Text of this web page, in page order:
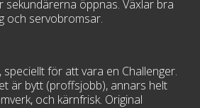
sekundärerna öppnas. Växlar bra
och servobromsar.
för att vara en Challenger.
är bytt (proffsjobb), annars helt
och kärnfrisk. Original